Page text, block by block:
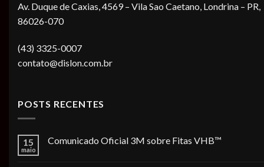
Av. Duque de Caxias, 4569 – Vila Sao Caetano, Londrina – PR,
86026-070
(43) 3325-0007
contato@dislon.com.br
POSTS RECENTES
15
maio
Comunicado Oficial 3M sobre Fitas VHB™